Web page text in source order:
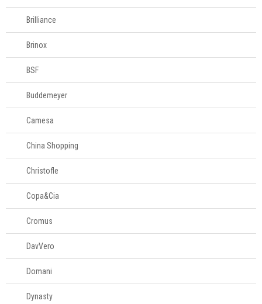
Copos e taças
Louças
Servir
Talheres
Cama e banho
Móveis
Decoração
Login
Criar conta
Pesquisar Lista
Brilliance
Brinox
BSF
Buddemeyer
Camesa
China Shopping
Christofle
Copa&Cia
Cromus
DavVero
Domani
Dynasty